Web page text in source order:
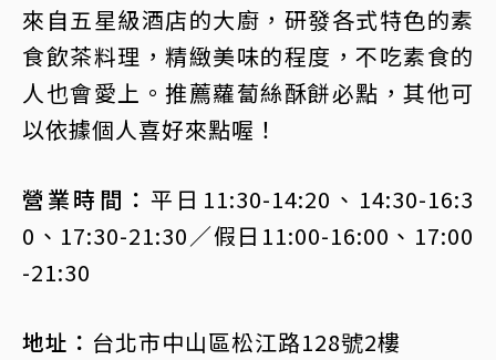
來自五星級酒店的大廚，研發各式特色的素
食飲茶料理，精緻美味的程度，不吃素食的
人也會愛上。推薦蘿蔔絲酥餅必點，其他可
以依據個人喜好來點喔！
營業時間：平日11:30-14:20、14:30-16:3
0、17:30-21:30／假日11:00-16:00、17:00
-21:30
地址： 台北市中山區松江路128號2樓